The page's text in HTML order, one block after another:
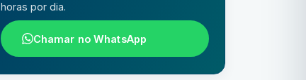
horas por dia.
Chamar no WhatsApp